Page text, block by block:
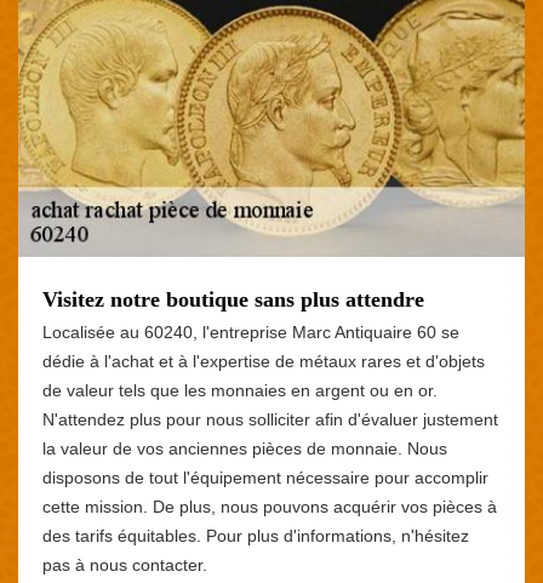
Visitez notre boutique sans plus attendre
Localisée au 60240, l'entreprise Marc Antiquaire 60 se
dédie à l'achat et à l'expertise de métaux rares et d'objets
de valeur tels que les monnaies en argent ou en or.
N'attendez plus pour nous solliciter afin d'évaluer justement
la valeur de vos anciennes pièces de monnaie. Nous
disposons de tout l'équipement nécessaire pour accomplir
cette mission. De plus, nous pouvons acquérir vos pièces à
des tarifs équitables. Pour plus d'informations, n'hésitez
pas à nous contacter.